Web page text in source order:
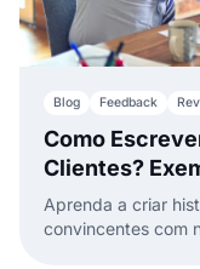
Blog Feedback
Como
Clientes?
Aprenda a criar
convincentes com